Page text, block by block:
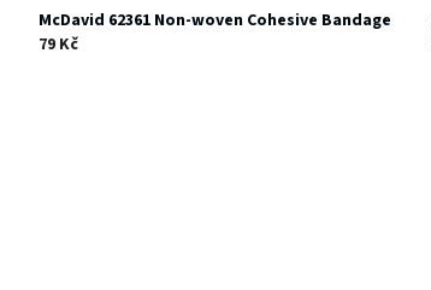
McDavid 62361 Non-woven Cohesive Bandage
79 Kč